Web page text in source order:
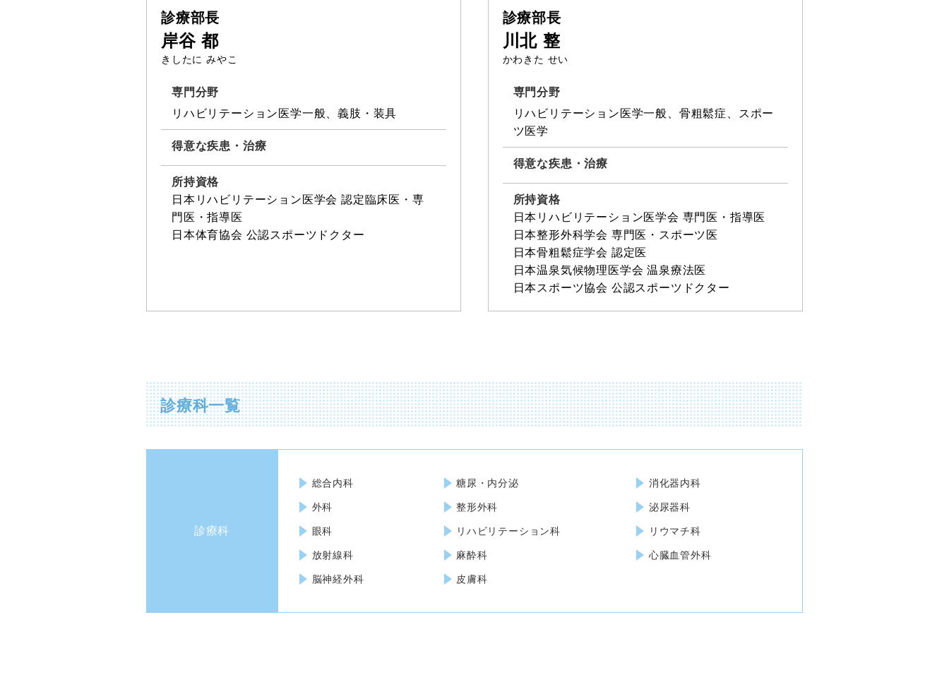
診療部長
岸谷 都
きしたに みやこ
専門分野
リハビリテーション医学一般、義肢・装具
得意な疾患・治療
所持資格
日本リハビリテーション医学会 認定臨床医・専
門医・指導医
日本体育協会 公認スポーツドクター
診療部長
川北 整
かわきた せい
専門分野
リハビリテーション医学一般、骨粗鬆症、スポー
ツ医学
得意な疾患・治療
所持資格
日本リハビリテーション医学会 専門医・指導医
日本整形外科学会 専門医・スポーツ医
日本骨粗鬆症学会 認定医
日本温泉気候物理医学会 温泉療法医
日本スポーツ協会 公認スポーツドクター
診療科一覧
診療科
総合内科 糖尿・内分泌 消化器内科
外科 整形外科 泌尿器科
眼科 リハビリテーション科 リウマチ科
放射線科 麻酔科 心臓血管外科
脳神経外科 皮膚科